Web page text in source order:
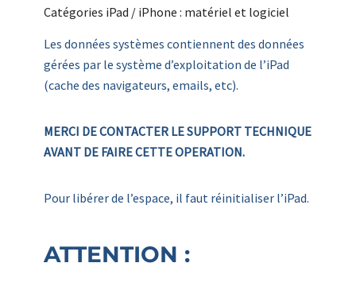
Catégories iPad / iPhone : matériel et logiciel
Les données systèmes contiennent des données
gérées par le système d’exploitation de l’iPad
(cache des navigateurs, emails, etc).
MERCI DE CONTACTER LE SUPPORT TECHNIQUE
AVANT DE FAIRE CETTE OPERATION.
Pour libérer de l’espace, il faut réinitialiser l’iPad.
ATTENTION :